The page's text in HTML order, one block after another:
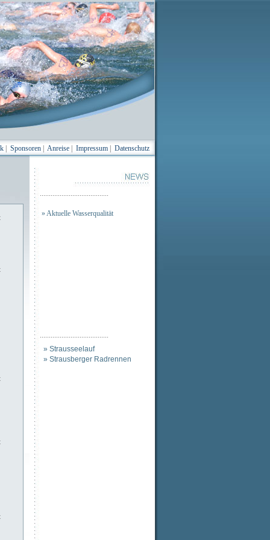
Sponsoren Anreise Impressum Datenschutz
......................................
» Aktuelle Wasserqualität
......................................
» Strausseelauf
» Strausberger Radrennen